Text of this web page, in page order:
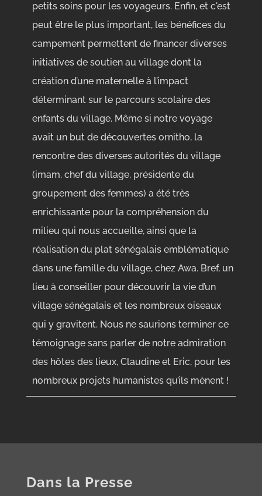
petits soins pour les voyageurs. Enfin, et c'est
peut être le plus important, les bénéfices du
campement permettent de financer diverses
initiatives de soutien au village dont la
création d’une maternelle à l’impact
déterminant sur le parcours scolaire des
enfants du village. Même si notre voyage
avait un but de découvertes ornitho, la
rencontre des diverses autorités du village
(imam, chef du village, présidente du
groupement des femmes) a été très
enrichissante pour la compréhension du
milieu qui nous accueille, ainsi que la
réalisation du plat sénégalais emblématique
dans une famille du village, chez Awa. Bref, un
lieu à conseiller pour découvrir la vie d’un
village sénégalais et les nombreux oiseaux
qui y gravitent. Nous ne saurions terminer ce
témoignage sans parler de notre admiration
des hôtes des lieux, Claudine et Eric, pour les
nombreux projets humanistes qu’ils mènent !
Dans la Presse